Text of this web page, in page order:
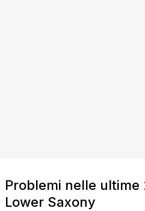
Problemi nelle ultime
Lower Saxony